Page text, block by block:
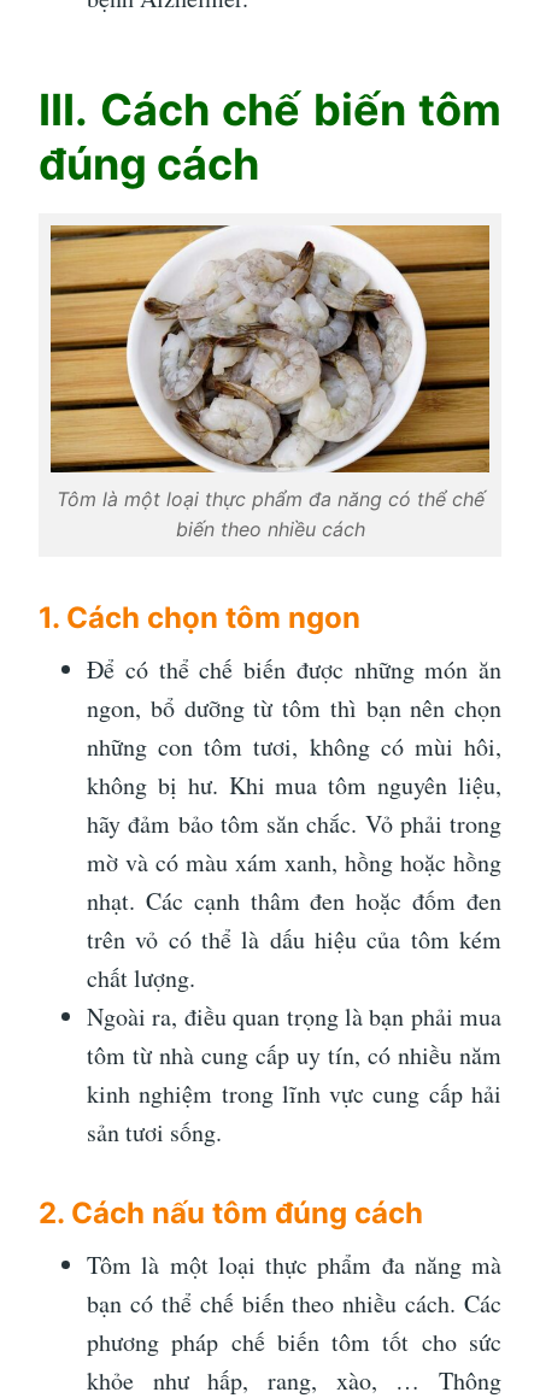
III. Cách chế biến tôm
đúng cách
Tôm là một loại thực phẩm đa năng có thể chế
biến theo nhiều cách
1. Cách chọn tôm ngon
Để có thể chế biến được những món ăn
ngon, bổ dưỡng từ tôm thì bạn nên chọn
những con tôm tươi, không có mùi hôi,
không bị hư. Khi mua tôm nguyên liệu,
hãy đảm bảo tôm săn chắc. Vỏ phải trong
mờ và có màu xám xanh, hồng hoặc hồng
nhạt. Các cạnh thâm đen hoặc đốm đen
trên vỏ có thể là dấu hiệu của tôm kém
chất lượng.
Ngoài ra, điều quan trọng là bạn phải mua
tôm từ nhà cung cấp uy tín, có nhiều năm
kinh nghiệm trong lĩnh vực cung cấp hải
sản tươi sống.
2. Cách nấu tôm đúng cách
Tôm là một loại thực phẩm đa năng mà
bạn có thể chế biến theo nhiều cách. Các
phương pháp chế biến tôm tốt cho sức
khỏe như hấp, rang, xào, … Thông